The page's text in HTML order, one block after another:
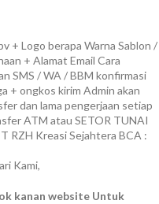
+ Logo berapa Warna Sablon /
+ Alamat Email Cara
SMS / WA / BBM konfirmasi
+ ongkos kirim Admin akan
dan lama pengerjaan setiap
ATM atau SETOR TUNAI
RZH Kreasi Sejahtera BCA :
Kami,
kanan website Untuk